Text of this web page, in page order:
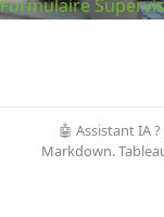
Formulaire
🤖 Assistant IA
Markdown.